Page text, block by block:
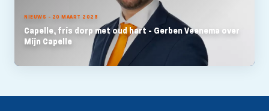
NIEUWS - 20 MAART 2023
Capelle, fris dorp met oud hart - Gerben Veenema over
Mijn Capelle